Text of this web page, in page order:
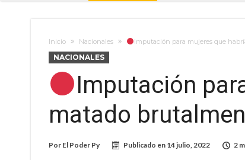
Inicio Nacionales Imputación para mujeres que
NACIONALES
Imputación
matado
Por El Poder Py Publicado en 14 julio, 2022 2